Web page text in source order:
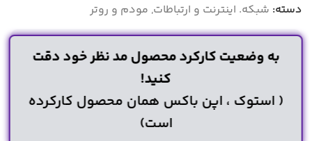
دسته: شبکه. اینترنت و ارتباطات, مودم و روتر
به وضعیت کارکرد محصول مد نظر خود دقت
کنید!
( استوک ، اپن باکس همان محصول کارکرده
است)